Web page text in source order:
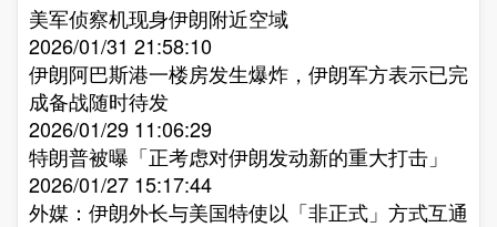
美军侦察机现身伊朗附近空域​
2026/01/31 21:58:10
伊朗阿巴斯港一楼房发生爆炸，伊朗军方表示已完
成备战随时待发​
2026/01/29 11:06:29
特朗普被曝「正考虑对伊朗发动新的重大打击」​
2026/01/27 15:17:44
外媒：伊朗外长与美国特使以「非正式」方式互通